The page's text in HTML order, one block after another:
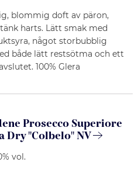
blommig doft av päron,
harts. Lätt smak med
något storbubblig
både lätt restsötma och ett
100% Glera
Prosecco Superiore
Dry "Colbelo" NV
vol.